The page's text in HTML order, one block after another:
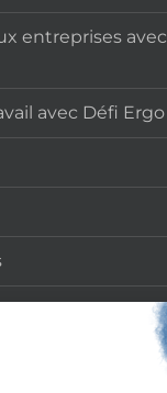
entreprises avec
avec Défi Ergo